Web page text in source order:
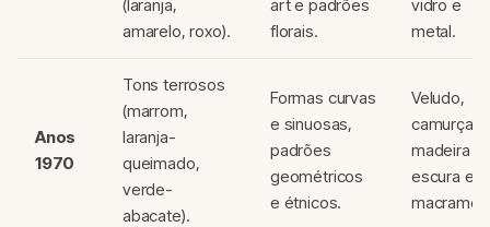
(laranja,
amarelo, roxo).
art e padrões
florais.
vidro e
metal.
Anos
1970
Tons terrosos
(marrom,
laranja-
queimado,
verde-
abacate).
Formas curvas
e sinuosas,
padrões
geométricos
e étnicos.
Veludo,
camurça,
madeira
escura e
macramê.